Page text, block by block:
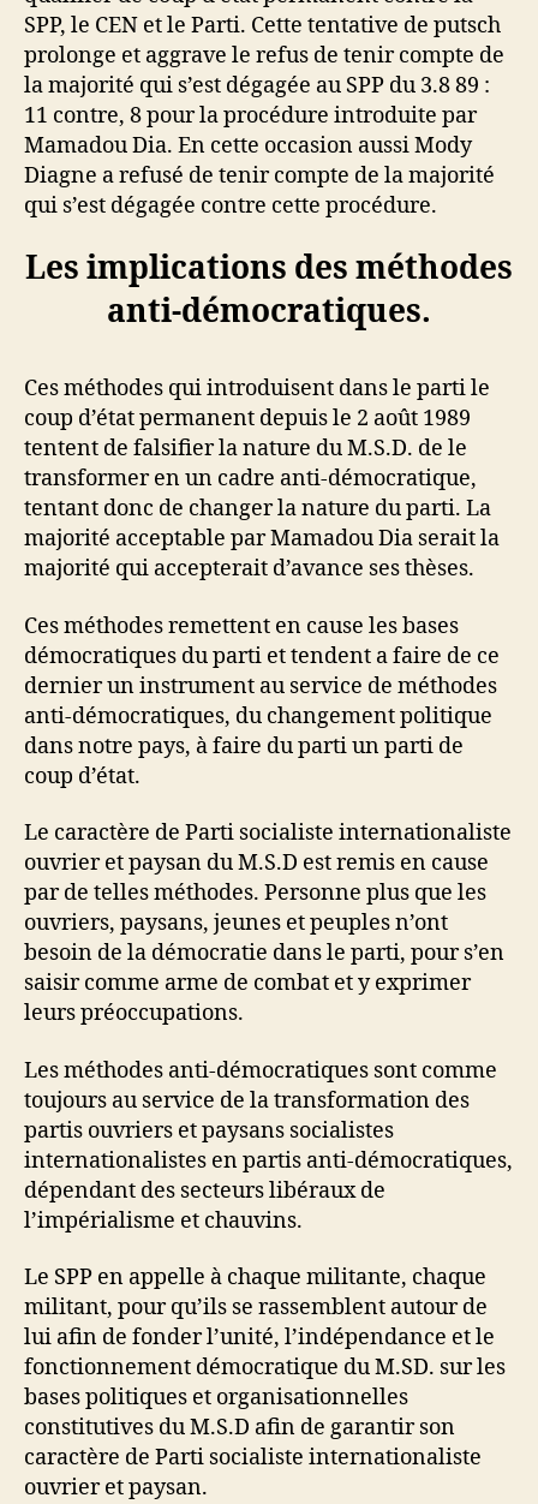
SPP, le CEN et le Parti. Cette tentative de putsch
prolonge et aggrave le refus de tenir compte de
la majorité qui s’est dégagée au SPP du 3.8 89 :
11 contre, 8 pour la procédure introduite par
Mamadou Dia. En cette occasion aussi Mody
Diagne a refusé de tenir compte de la majorité
qui s’est dégagée contre cette procédure.
Les implications des méthodes
anti-démocratiques.
Ces méthodes qui introduisent dans le parti le
coup d’état permanent depuis le 2 août 1989
tentent de falsifier la nature du M.S.D. de le
transformer en un cadre anti-démocratique,
tentant donc de changer la nature du parti. La
majorité acceptable par Mamadou Dia serait la
majorité qui accepterait d’avance ses thèses.
Ces méthodes remettent en cause les bases
démocratiques du parti et tendent a faire de ce
dernier un instrument au service de méthodes
anti-démocratiques, du changement politique
dans notre pays, à faire du parti un parti de
coup d’état.
Le caractère de Parti socialiste internationaliste
ouvrier et paysan du M.S.D est remis en cause
par de telles méthodes. Personne plus que les
ouvriers, paysans, jeunes et peuples n’ont
besoin de la démocratie dans le parti, pour s’en
saisir comme arme de combat et y exprimer
leurs préoccupations.
Les méthodes anti-démocratiques sont comme
toujours au service de la transformation des
partis ouvriers et paysans socialistes
internationalistes en partis anti-démocratiques,
dépendant des secteurs libéraux de
l’impérialisme et chauvins.
Le SPP en appelle à chaque militante, chaque
militant, pour qu’ils se rassemblent autour de
lui afin de fonder l’unité, l’indépendance et le
fonctionnement démocratique du M.SD. sur les
bases politiques et organisationnelles
constitutives du M.S.D afin de garantir son
caractère de Parti socialiste internationaliste
ouvrier et paysan.